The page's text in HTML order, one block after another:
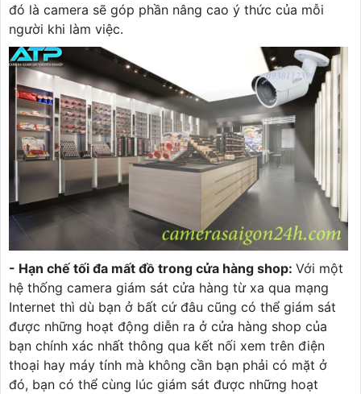
đó là camera sẽ góp phần nâng cao ý thức của mỗi
người khi làm việc.
- Hạn chế tối đa mất đồ trong cửa hàng shop: Với một
hệ thống camera giám sát cửa hàng từ xa qua mạng
Internet thì dù bạn ở bất cứ đâu cũng có thể giám sát
được những hoạt động diễn ra ở cửa hàng shop của
bạn chính xác nhất thông qua kết nối xem trên điện
thoại hay máy tính mà không cần bạn phải có mặt ở
đó, bạn có thể cùng lúc giám sát được những hoạt